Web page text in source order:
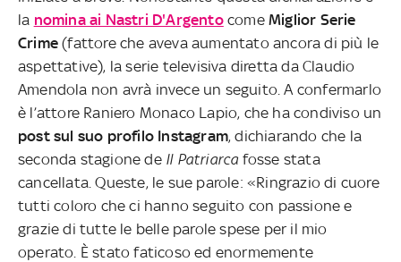
la nomina ai Nastri D'ArgentocomeMiglior Serie
Crime(fattore che aveva aumentato ancora di più le
aspettative), la serie televisiva diretta da Claudio
Amendola non avrà invece un seguito. A confermarlo
è l’attore Raniero Monaco Lapio, che ha condiviso un
post sul suo profilo Instagram, dichiarando che la
seconda stagione de Il Patriarcafosse stata
cancellata. Queste, le sue parole: «Ringrazio di cuore
tutti coloro che ci hanno seguito con passione e
grazie di tutte le belle parole spese per il mio
operato. È stato faticoso ed enormemente